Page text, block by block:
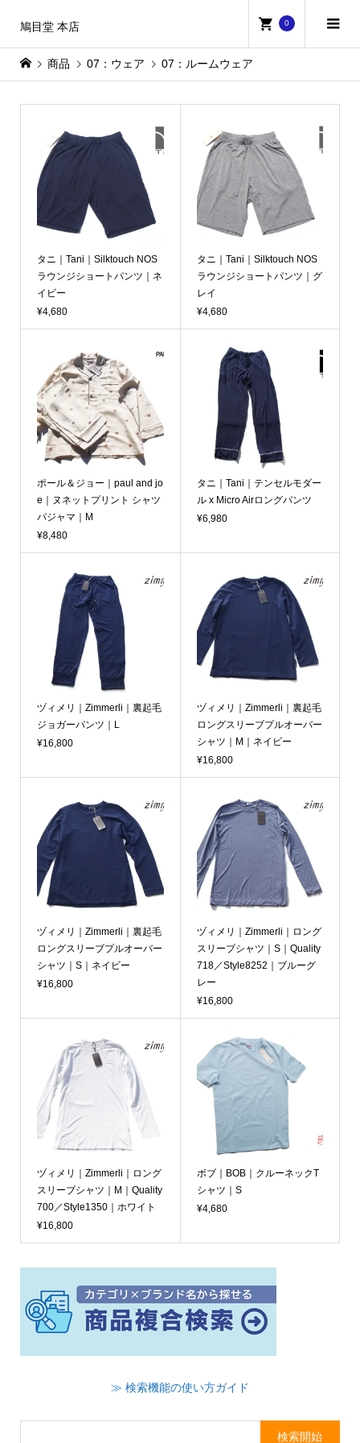
鳩目堂 本店 0
商品 07：ウェア 07：ルームウェア
タニ｜Tani｜Silktouch NOS
ラウンジショートパンツ｜ネ
イビー
¥4,680
タニ｜Tani｜Silktouch NOS
ラウンジショートパンツ｜グ
レイ
¥4,680
ポール＆ジョー｜paul and jo
e｜ヌネットプリント シャツ
パジャマ｜M
¥8,480
タニ｜Tani｜テンセルモダー
ル x Micro Airロングパンツ
¥6,980
ヅィメリ｜Zimmerli｜裏起毛
ジョガーパンツ｜L
¥16,800
ヅィメリ｜Zimmerli｜裏起毛
ロングスリーブプルオーバー
シャツ｜M｜ネイビー
¥16,800
ヅィメリ｜Zimmerli｜裏起毛
ロングスリーブプルオーバー
シャツ｜S｜ネイビー
¥16,800
ヅィメリ｜Zimmerli｜ロング
スリーブシャツ｜S｜Quality
718／Style8252｜ブルーグ
レー
¥16,800
ヅィメリ｜Zimmerli｜ロング
スリーブシャツ｜M｜Quality
700／Style1350｜ホワイト
¥16,800
ボブ｜BOB｜クルーネックT
シャツ｜S
¥4,680
≫ 検索機能の使い方ガイド